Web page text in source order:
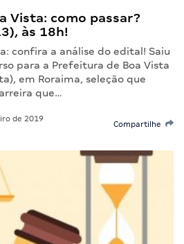
Vista: como passar?
às 18h!
confira a análise do edital! Saiu
para a Prefeitura de Boa Vista
em Roraima, seleção que
que…
de 2019
Compartilhe